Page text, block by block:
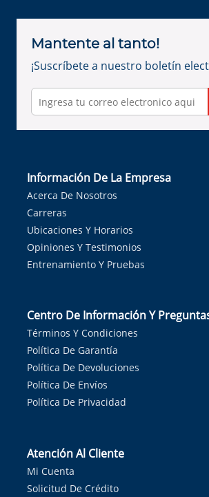
Mantente al tanto!
¡Suscríbete a nuestro boletín
Información De La Empresa
Acerca De Nosotros
Carreras
Ubicaciones Y Horarios
Opiniones Y Testimonios
Entrenamiento Y Pruebas
Centro De Información Y
Términos Y Condiciones
Política De Garantía
Política De Devoluciones
Política De Envíos
Política De Privacidad
Atención Al Cliente
Mi Cuenta
Solicitud De Crédito